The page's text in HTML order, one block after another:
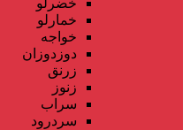
خمارلو
خواجه
دوزدوزان
زرنق
زنوز
سراب
سردرود